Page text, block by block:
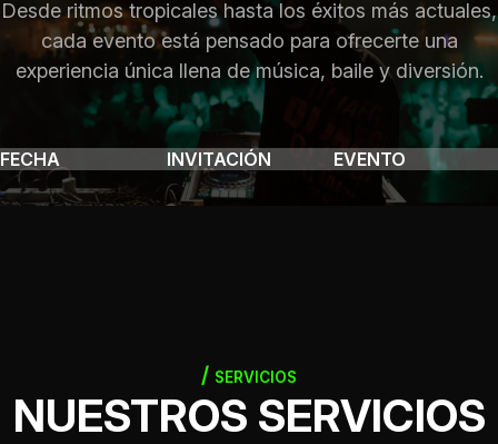
Desde ritmos tropicales hasta los éxitos más actuales,
cada evento está pensado para ofrecerte una
experiencia única llena de música, baile y diversión.
FECHA INVITACIÓN EVENTO
SERVICIOS
NUESTROS SERVICIOS